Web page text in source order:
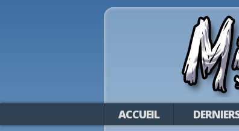
ACCUEIL